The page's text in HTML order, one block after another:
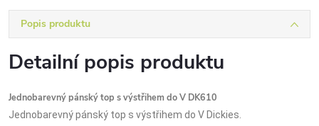
Popis produktu
Detailní popis produktu
Jednobarevný pánský top s výstřihem do V DK610
Jednobarevný pánský top s výstřihem do V Dickies.